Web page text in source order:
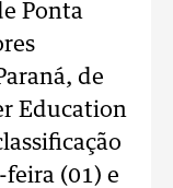
Ponta
de
Education
(01) e